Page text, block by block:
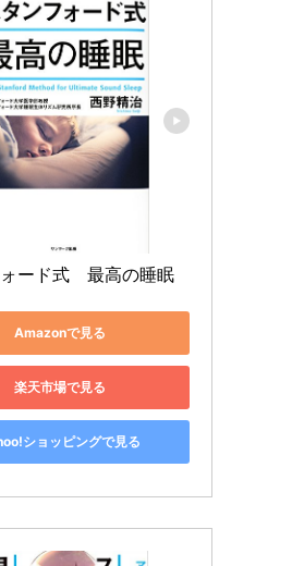
ード式　最高の睡眠
Amazonで見る
楽天市場で見る
ショッピングで見る